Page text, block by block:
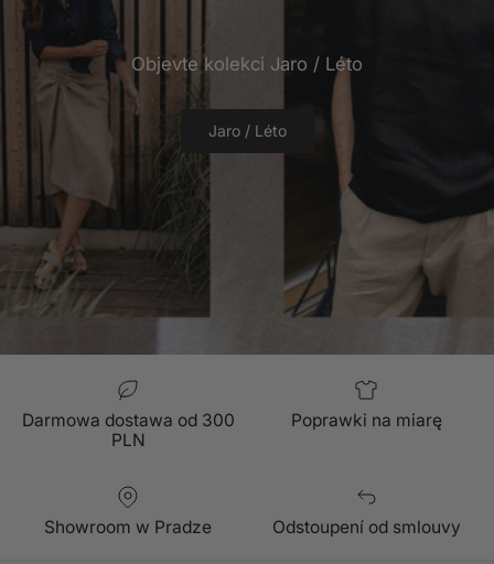
Objevte kolekci Jaro / Léto
Jaro / Léto
Darmowa dostawa od 300
PLN
Poprawki na miarę
Showroom w Pradze Odstoupení od smlouvy